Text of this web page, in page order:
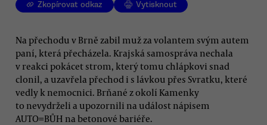
Zkopírovat odkaz Vytisknout
Na přechodu v Brně zabil muž za volantem svým autem
paní, která přecházela. Krajská samospráva nechala
v reakci pokácet strom, který tomu chlápkovi snad
clonil, a uzavřela přechod i s lávkou přes Svratku, které
vedly k nemocnici. Brňané z okolí Kamenky
to nevydrželi a upozornili na událost nápisem
AUTO=BŮH na betonové bariéře.